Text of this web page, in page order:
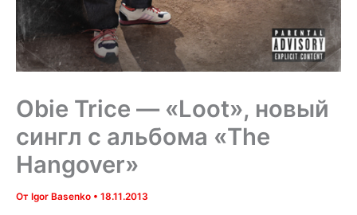
Obie Trice — «Loot», новый
сингл с альбома «The
Hangover»
От Igor Basenko • 18.11.2013